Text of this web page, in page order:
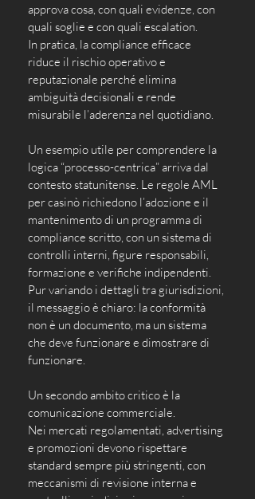
approva cosa, con quali evidenze, con
quali soglie e con quali escalation.
In pratica, la compliance efficace
riduce il rischio operativo e
reputazionale perché elimina
ambiguità decisionali e rende
misurabile l’aderenza nel quotidiano.
Un esempio utile per comprendere la
logica “processo-centrica” arriva dal
contesto statunitense. Le regole AML
per casinò richiedono l’adozione e il
mantenimento di un programma di
compliance scritto, con un sistema di
controlli interni, figure responsabili,
formazione e verifiche indipendenti.
Pur variando i dettagli tra giurisdizioni,
il messaggio è chiaro: la conformità
non è un documento, ma un sistema
che deve funzionare e dimostrare di
funzionare.
Un secondo ambito critico è la
comunicazione commerciale.
Nei mercati regolamentati, advertising
e promozioni devono rispettare
standard sempre più stringenti, con
meccanismi di revisione interna e